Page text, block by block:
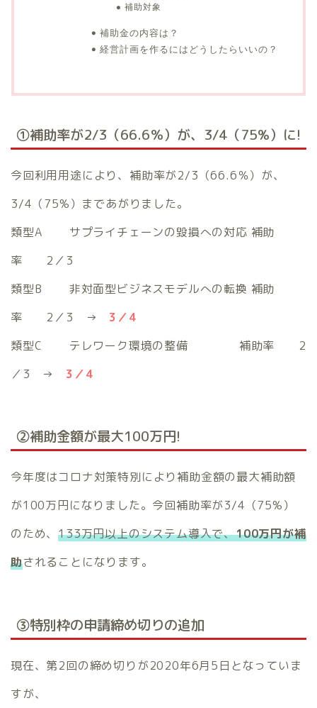
補助対象
補助金の内容は？
経営計画を作るにはどうしたらいいの？
①補助率が2/3（66.6％）が、3/4（75%）に!
今回利用用途により、補助率が2/3（66.6％）が、
3/4（75%）まであがりました。
類型A サプライチェーンの毀損への対応 補助
率 2／3
類型B 非対面型ビジネスモデルへの転換 補助
率 2／3 → 3／4
類型C テレワーク環境の整備 補助率 2
／3 → 3／4
②補助金額が最大100万円!
今年度はコロナ対策特別により補助金額の最大補助額
が100万円になりました。今回補助率が3/4（75%）
のため、133万円以上のシステム導入で、100万円が補
助されることになります。
③特別枠の申請締め切りの追加
現在、第2回の締め切りが2020年6月5日となっていま
すが、